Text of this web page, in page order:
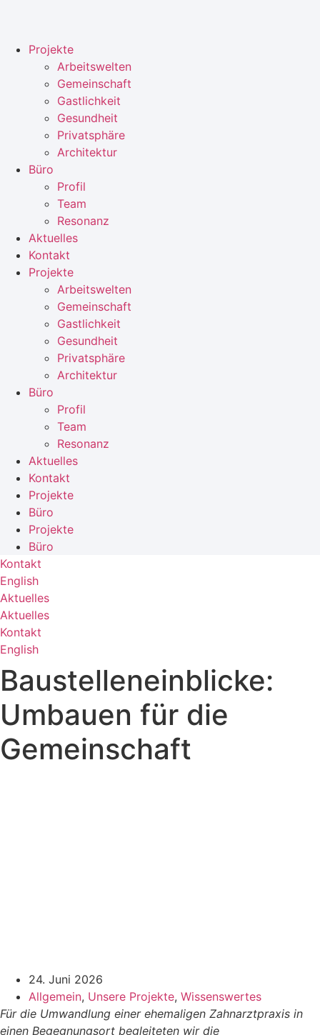
springenProjekte
Arbeitswelten
Gemeinschaft
Gastlichkeit
Gesundheit
Privatsphäre
Architektur
Büro
Profil
Team
Resonanz
Aktuelles
Kontakt
Projekte
Arbeitswelten
Gemeinschaft
Gastlichkeit
Gesundheit
Privatsphäre
Architektur
Büro
Profil
Team
Resonanz
Aktuelles
Kontakt
Projekte
Büro
Projekte
Büro
Kontakt
English
Aktuelles
Aktuelles
Kontakt
English
Baustelleneinblicke:
Umbauen für die
Gemeinschaft
24. Juni 2026
Allgemein, Unsere Projekte, Wissenswertes
Für die Umwandlung einer ehemaligen Zahnarztpraxis in
einen Begegnungsort begleiteten wir die